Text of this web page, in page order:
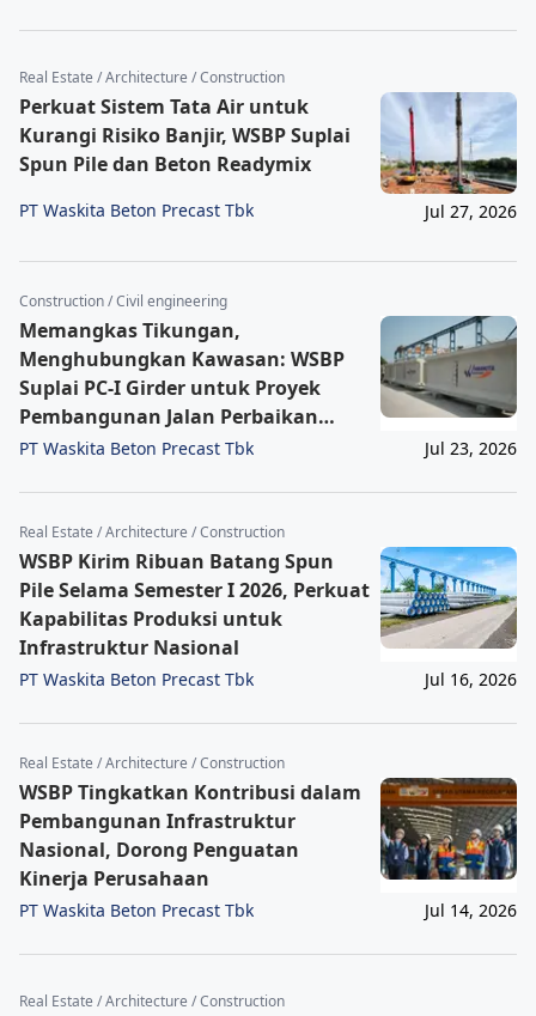
Real Estate / Architecture / Construction
Perkuat Sistem Tata Air untuk
Kurangi Risiko Banjir, WSBP Suplai
Spun Pile dan Beton Readymix
PT Waskita Beton Precast Tbk Jul 27, 2026
Construction / Civil engineering
Memangkas Tikungan,
Menghubungkan Kawasan: WSBP
Suplai PC-I Girder untuk Proyek
Pembangunan Jalan Perbaikan
Singaraja–Mengwitani
PT Waskita Beton Precast Tbk Jul 23, 2026
Real Estate / Architecture / Construction
WSBP Kirim Ribuan Batang Spun
Pile Selama Semester I 2026, Perkuat
Kapabilitas Produksi untuk
Infrastruktur Nasional
PT Waskita Beton Precast Tbk Jul 16, 2026
Real Estate / Architecture / Construction
WSBP Tingkatkan Kontribusi dalam
Pembangunan Infrastruktur
Nasional, Dorong Penguatan
Kinerja Perusahaan
PT Waskita Beton Precast Tbk Jul 14, 2026
Real Estate / Architecture / Construction